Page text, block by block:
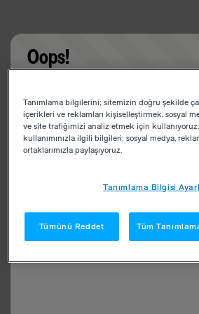
Oops!
app
Tanımlama bilgilerini; sitemizin doğru şekilde
içerikleri ve reklamları kişiselleştirmek, sosyal
ve site trafiğimizi analiz etmek için kullanıyoruz.
kullanımınızla ilgili bilgileri; sosyal medya,
ortaklarımızla paylaşıyoruz.
Tanımlama Bilgisi
Tümünü Reddet Tüm